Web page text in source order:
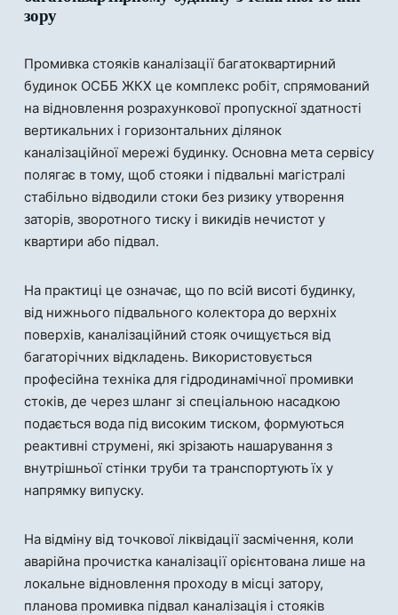
зору
Промивка стояків каналізації багатоквартирний
будинок ОСББ ЖКХ це комплекс робіт, спрямований
на відновлення розрахункової пропускної здатності
вертикальних і горизонтальних ділянок
каналізаційної мережі будинку. Основна мета сервісу
полягає в тому, щоб стояки і підвальні магістралі
стабільно відводили стоки без ризику утворення
заторів, зворотного тиску і викидів нечистот у
квартири або підвал.
На практиці це означає, що по всій висоті будинку,
від нижнього підвального колектора до верхніх
поверхів, каналізаційний стояк очищується від
багаторічних відкладень. Використовується
професійна техніка для гідродинамічної промивки
стоків, де через шланг зі спеціальною насадкою
подається вода під високим тиском, формуються
реактивні струмені, які зрізають нашарування з
внутрішньої стінки труби та транспортують їх у
напрямку випуску.
На відміну від точкової ліквідації засмічення, коли
аварійна прочистка каналізації орієнтована лише на
локальне відновлення проходу в місці затору,
планова промивка підвал каналізація і стояків